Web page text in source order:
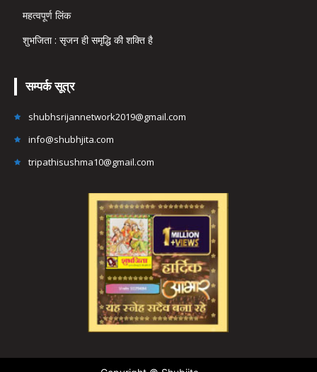
महत्वपूर्ण लिंक
शुभजिता : सृजन ही समृद्धि की शक्ति है
सम्पर्क सूत्र
shubhsrijannetwork2019@gmail.com
info@shubhjita.com
tripathisushma10@gmail.com